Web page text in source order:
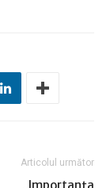
Articolul următor